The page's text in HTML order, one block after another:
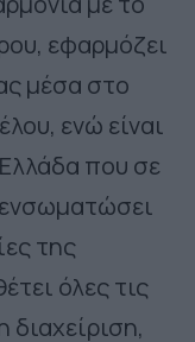
εφαρμόζει
μέσα στο
ενώ είναι
που σε
της
όλες τις